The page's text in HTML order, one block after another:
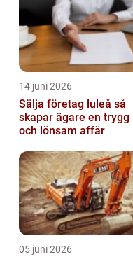
14 juni 2026
Sälja företag luleå så
skapar ägare en trygg
och lönsam affär
05 juni 2026